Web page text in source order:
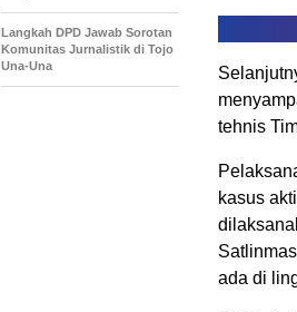
tehnis
kasus
ada di
Langkah DPD Jawab Sorotan
Komunitas Jurnalistik di Tojo
Una-Una